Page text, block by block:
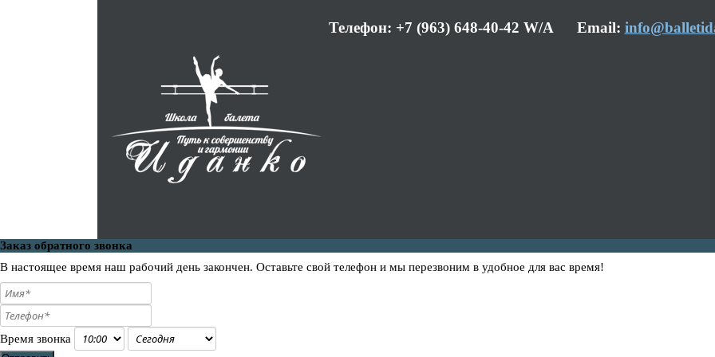
Телефон: +7 (963) 648-40-42 W/A Email:
Заказ обратного звонка
В настоящее время наш рабочий день закончен. Оставьте свой телефон и мы перезвоним в удобное для вас время!
Время звонка